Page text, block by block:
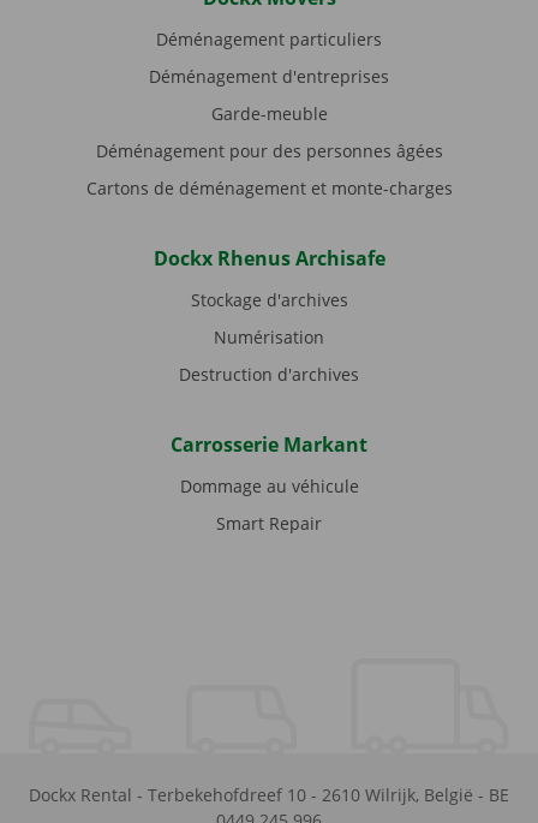
Déménagement particuliers
Déménagement d'entreprises
Garde-meuble
Déménagement pour des personnes âgées
Cartons de déménagement et monte-charges
Dockx Rhenus Archisafe
Stockage d'archives
Numérisation
Destruction d'archives
Carrosserie Markant
Dommage au véhicule
Smart Repair
Dockx Rental - Terbekehofdreef 10 - 2610 Wilrijk, België - BE